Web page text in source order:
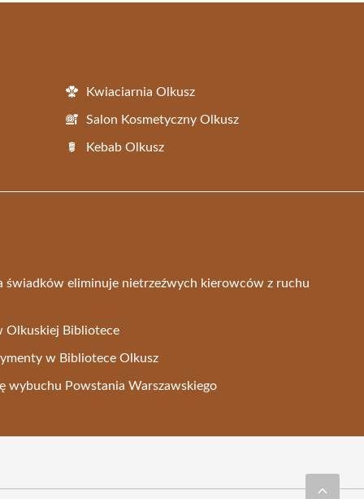
Kwiaciarnia Olkusz
Salon Kosmetyczny Olkusz
Kebab Olkusz
świadków eliminuje nietrzeźwych kierowców z ruchu
Olkuskiej Bibliotece
w Bibliotece Olkusz
wybuchu Powstania Warszawskiego